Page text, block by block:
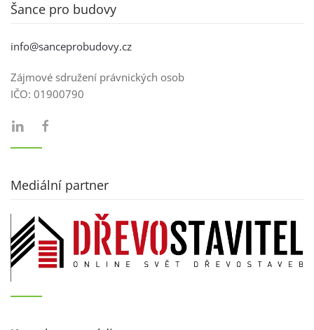
Šance pro budovy
info@sanceprobudovy.cz
Zájmové sdružení právnických osob
IČO: 01900790
Mediální partner